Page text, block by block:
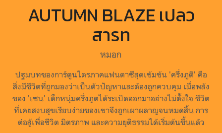
AUTUMN BLAZE เปลว
สารท
หมอก
ปฐมบทของการ์ตูนไตรภาคแฟนตาซีสุดเข้มข้น 'ครึ่งภูติ' คือ
สิ่งมีชีวิตที่ถูกมองว่าเป็นตัวปัญหาและต้องถูกควบคุม เมื่อพลัง
ของ 'เซน' เด็กหนุ่มครึ่งภูตได้ระเบิดออกมาอย่างไม่ตั้งใจ ชีวิต
ที่เคยสงบสุขเรียบง่ายของเขาจึงถูกเผาผลาญจนหมดสิ้น การ
ต่อสู้เพื่อชีวิต มิตรภาพ และความยุติธรรมได้เริ่มต้นขึ้นแล้ว